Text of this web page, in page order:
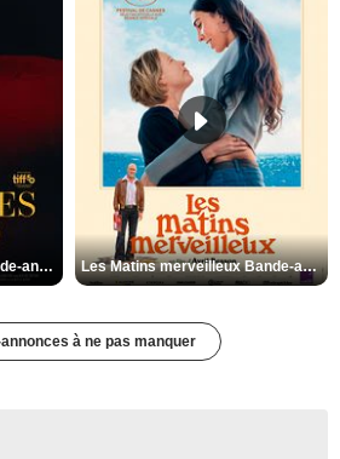
Les Silences de Riyad Bande-annonce VO STFR Les Matins merveilleux Bande-annonce VF
à ne pas manquer